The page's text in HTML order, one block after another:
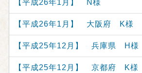
【平成26年1月】 N様
【平成26年1月】 大阪府 K様
【平成25年12月】 兵庫県 H様
【平成25年12月】 京都府 K様